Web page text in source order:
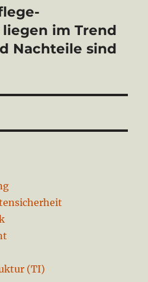
im Trend
Nachteile sind
(TI)